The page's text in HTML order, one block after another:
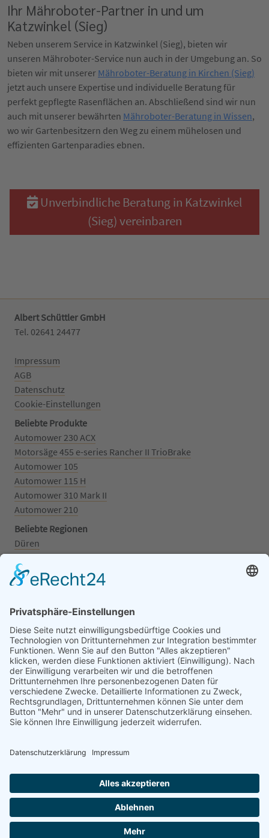
Ihr Mähroboter-Partner in und um
Katzwinkel (Sieg)
Neben unserem Service in Katzwinkel (Sieg), bieten wir
unseren Mähroboter-Service nun auch in der Umgebung an. So
bieten wir mit unserer Mähroboter-Beratung in Kirchen (Sieg)
jetzt auch unsere Expertise und individuelle Beratung für
perfekt gepflegte Rasenflächen an. Abschließend sind wir nun
auch mit unserer bewährten Mähroboter-Beratung in Wissen,
wo wir Gartenbesitzern den Weg zu einem mühelosen und
effizienten Gartenparadies ebnen.
Unverbindliche Beratung in Katzwinkel
(Sieg) vereinbaren
Albert Schüttler GmbH
Tel. 02641 24477‬
Impressum
AGB
Datenschutz
Cookie-Einstellungen
Beliebte Produkte
Automower 230 ACX
Motorsäge 455 e-series Rancher II TrioBrake
Automower 105
Automower 115 H
Automower 310 Mark II
Automower 210
Beliebte Regionen
Düren
Grafschaft
Kalenborn
Mayschoß
Bonn
Beliebte Kategorien
Aufsitzrasenmäher
Mähroboter
Motorsäge
Schneefräse
Akku
Generator